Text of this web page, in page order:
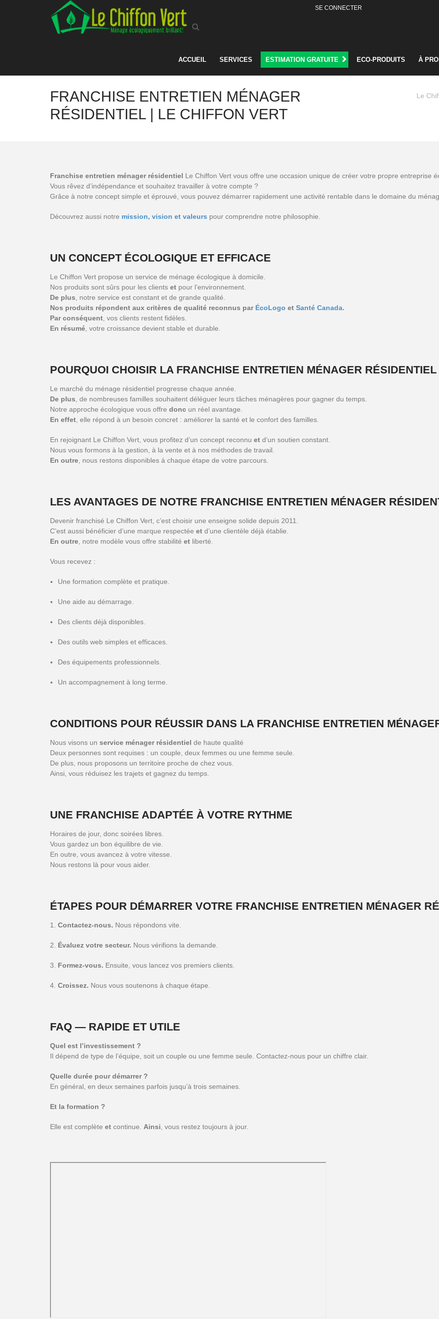
SE CONNECTER
ACCUEIL SERVICES ESTIMATION GRATUITE ECO-PRODUITS À
FRANCHISE ENTRETIEN MÉNAGER
RÉSIDENTIEL | LE CHIFFON VERT
Le
Franchise entretien ménager résidentiel Le Chiffon Vert vous offre une occasion unique de créer votre propre entreprise
Vous rêvez d’indépendance et souhaitez travailler à votre compte ?
Grâce à notre concept simple et éprouvé, vous pouvez démarrer rapidement une activité rentable dans le domaine du
Découvrez aussi notre mission, vision et valeurs pour comprendre notre philosophie.
UN CONCEPT ÉCOLOGIQUE ET EFFICACE
Le Chiffon Vert propose un service de ménage écologique à domicile.
Nos produits sont sûrs pour les clients et pour l’environnement.
De plus , notre service est constant et de grande qualité.
Nos produits répondent aux critères de qualité reconnus par ÉcoLogo et Santé Canada.
Par conséquent , vos clients restent fidèles.
En résumé , votre croissance devient stable et durable.
POURQUOI CHOISIR LA FRANCHISE ENTRETIEN MÉNAGER
Le marché du ménage résidentiel progresse chaque année.
De plus , de nombreuses familles souhaitent déléguer leurs tâches ménagères pour gagner du temps.
Notre approche écologique vous offre donc un réel avantage.
En effet , elle répond à un besoin concret : améliorer la santé et le confort des familles.
En rejoignant Le Chiffon Vert, vous profitez d’un concept reconnu et d’un soutien constant.
Nous vous formons à la gestion, à la vente et à nos méthodes de travail.
En outre , nous restons disponibles à chaque étape de votre parcours.
LES AVANTAGES DE NOTRE FRANCHISE ENTRETIEN MÉNAGER
Devenir franchisé Le Chiffon Vert, c’est choisir une enseigne solide depuis 2011.
C’est aussi bénéficier d’une marque respectée et d’une clientèle déjà établie.
En outre , notre modèle vous offre stabilité et liberté.
Vous recevez :
Une formation complète et pratique.
Une aide au démarrage.
Des clients déjà disponibles.
Des outils web simples et efficaces.
Des équipements professionnels.
Un accompagnement à long terme.
CONDITIONS POUR RÉUSSIR DANS LA FRANCHISE ENTRETIEN
Nous visons un service ménager résidentiel de haute qualité
Deux personnes sont requises : un couple, deux femmes ou une femme seule.
De plus, nous proposons un territoire proche de chez vous.
Ainsi, vous réduisez les trajets et gagnez du temps.
UNE FRANCHISE ADAPTÉE À VOTRE RYTHME
Horaires de jour, donc soirées libres.
Vous gardez un bon équilibre de vie.
En outre, vous avancez à votre vitesse.
Nous restons là pour vous aider.
ÉTAPES POUR DÉMARRER VOTRE FRANCHISE ENTRETIEN MÉNAGER
Contactez-nous. Nous répondons vite.
Évaluez votre secteur. Nous vérifions la demande.
Formez-vous. Ensuite, vous lancez vos premiers clients.
Croissez. Nous vous soutenons à chaque étape.
FAQ — RAPIDE ET UTILE
Quel est l’investissement ?
Il dépend de type de l’équipe, soit un couple ou une femme seule. Contactez-nous pour un chiffre clair.
Quelle durée pour démarrer ?
En général, en deux semaines parfois jusqu’à trois semaines.
Et la formation ?
Elle est complète et continue. Ainsi , vous restez toujours à jour.